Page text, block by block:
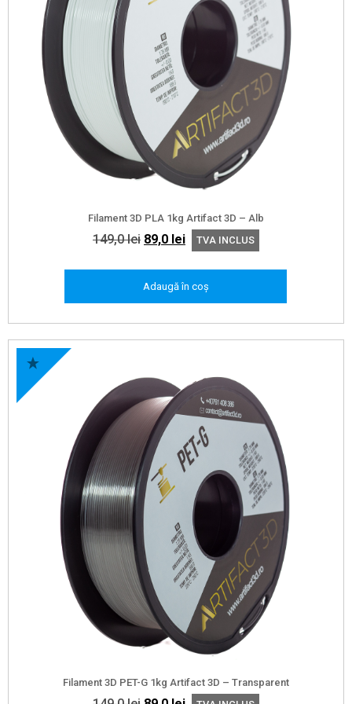
Filament 3D PLA 1kg Artifact 3D – Alb
149,0lei Prețul
fost:
89,0 leiPrețul
curent
89,0 lei.
TVA INCLUS
Adaugă în coș
Filament 3D PET-G 1kg Artifact 3D – Transparent